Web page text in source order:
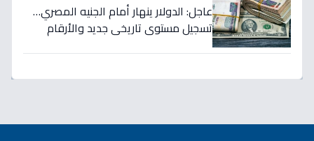
عاجل: الدولار ينهار أمام الجنيه المصري…
تسجيل مستوى تاريخي جديد والأرقام